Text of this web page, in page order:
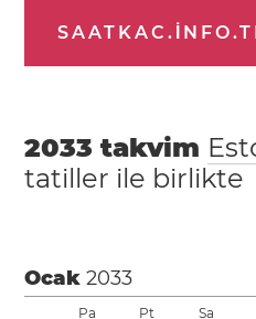
2033 takvim
tatiller ile birlikte
Ocak2033
Pa Pt Sa